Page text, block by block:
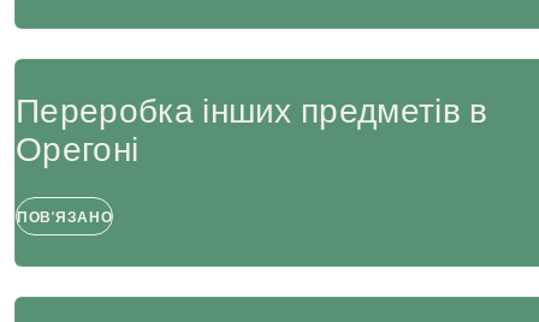
Переробка інших предметів в
Орегоні
ПОВ'ЯЗАНО